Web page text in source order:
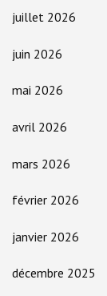
juillet 2026
juin 2026
mai 2026
avril 2026
mars 2026
février 2026
janvier 2026
décembre 2025